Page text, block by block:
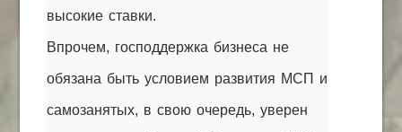
высокие ставки.
Впрочем, господдержка бизнеса не
обязана быть условием развития МСП и
самозанятых, в свою очередь, уверен